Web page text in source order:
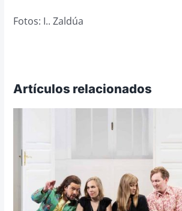
Fotos: I.. Zaldúa
Artículos relacionados